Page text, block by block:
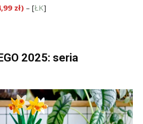
zł) – [ŁK]
2025: seria